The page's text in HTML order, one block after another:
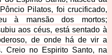
Pilatos, foi crucificado,
à mansão dos mortos;
aos céus, está sentado à
de onde há de vir a
Creio no Espirito Santo, na